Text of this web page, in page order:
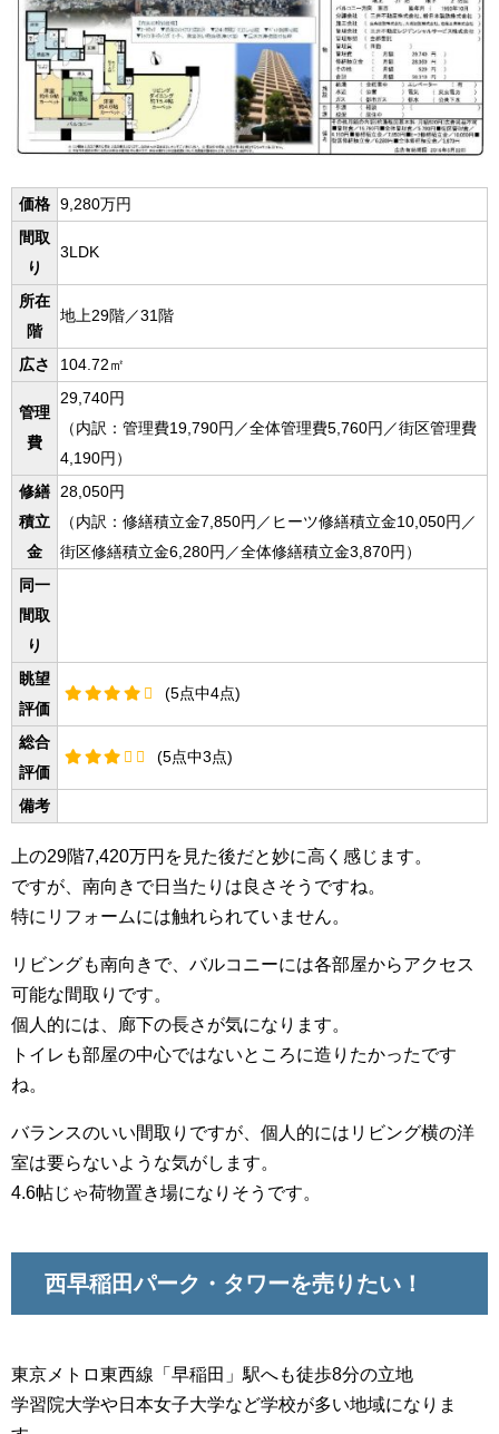
価格 9,280万円
間取
り
3LDK
所在
階
地上29階／31階
広さ 104.72㎡
管理
費
29,740円
（内訳：管理費19,790円／全体管理費5,760円／街区管理費
4,190円）
修繕
積立
金
28,050円
（内訳：修繕積立金7,850円／ヒーツ修繕積立金10,050円／
街区修繕積立金6,280円／全体修繕積立金3,870円）
同一
間取
り
眺望
評価
(5点中4点)
総合
評価
(5点中3点)
備考
上の29階7,420万円を見た後だと妙に高く感じます。
ですが、南向きで日当たりは良さそうですね。
特にリフォームには触れられていません。
リビングも南向きで、バルコニーには各部屋からアクセス
可能な間取りです。
個人的には、廊下の長さが気になります。
トイレも部屋の中心ではないところに造りたかったです
ね。
バランスのいい間取りですが、個人的にはリビング横の洋
室は要らないような気がします。
4.6帖じゃ荷物置き場になりそうです。
西早稲田パーク・タワーを売りたい！
東京メトロ東西線「早稲田」駅へも徒歩8分の立地
学習院大学や日本女子大学など学校が多い地域になりま